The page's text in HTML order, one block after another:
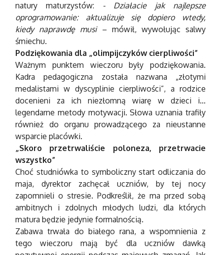
natury maturzystów: - Działacie jak najlepsze
oprogramowanie: aktualizuje się dopiero wtedy,
kiedy naprawdę musi– mówił, wywołując salwy
śmiechu.
Podziękowania dla „olimpijczyków cierpliwości”
Ważnym punktem wieczoru były podziękowania.
Kadra pedagogiczna została nazwana „złotymi
medalistami w dyscyplinie cierpliwości”, a rodzice
docenieni za ich niezłomną wiarę w dzieci i…
legendarne metody motywacji. Słowa uznania trafiły
również do organu prowadzącego za nieustanne
wsparcie placówki.
„Skoro przetrwaliście poloneza, przetrwacie
wszystko”
Choć studniówka to symboliczny start odliczania do
maja, dyrektor zachęcał uczniów, by tej nocy
zapomnieli o stresie. Podkreślił, że ma przed sobą
ambitnych i zdolnych młodych ludzi, dla których
matura będzie jedynie formalnością.
Zabawa trwała do białego rana, a wspomnienia z
tego wieczoru mają być dla uczniów dawką